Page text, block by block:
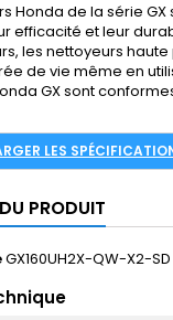
Honda de la série
efficacité et leur
les nettoyeurs
de vie même en
GX sont
LES
PRODUIT
GX160UH2X-QW-X2-SD